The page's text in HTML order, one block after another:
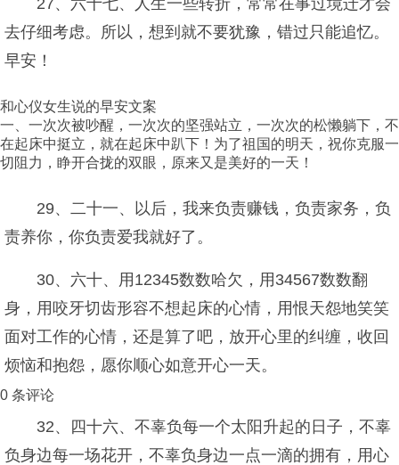
27、六十七、人生一些转折，常常在事过境迁才会
去仔细考虑。所以，想到就不要犹豫，错过只能追忆。
早安！
和心仪女生说的早安文案
一、一次次被吵醒，一次次的坚强站立，一次次的松懒躺下，不
在起床中挺立，就在起床中趴下！为了祖国的明天，祝你克服一
切阻力，睁开合拢的双眼，原来又是美好的一天！
29、二十一、以后，我来负责赚钱，负责家务，负
责养你，你负责爱我就好了。
30、六十、用12345数数哈欠，用34567数数翻
身，用咬牙切齿形容不想起床的心情，用恨天怨地笑笑
面对工作的心情，还是算了吧，放开心里的纠缠，收回
烦恼和抱怨，愿你顺心如意开心一天。
0 条评论
32、四十六、不辜负每一个太阳升起的日子，不辜
负身边每一场花开，不辜负身边一点一滴的拥有，用心